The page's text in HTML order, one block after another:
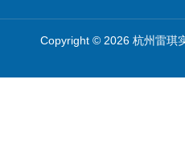
Copyright © 2026 杭州雷琪